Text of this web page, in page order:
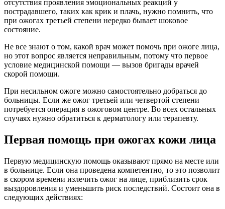
отсутствия проявления эмоциональных реакций у
пострадавшего, таких как крик и плачь, нужно помнить, что
при ожогах третьей степени нередко бывает шоковое
состояние.
Не все знают о том, какой врач может помочь при ожоге лица,
но этот вопрос является неправильным, потому что первое
условие медицинской помощи — вызов бригады врачей
скорой помощи.
При несильном ожоге можно самостоятельно добраться до
больницы. Если же ожог третьей или четвертой степени
потребуется операция в ожоговом центре. Во всех остальных
случаях нужно обратиться к дерматологу или терапевту.
Первая помощь при ожогах кожи лица
Первую медицинскую помощь оказывают прямо на месте или
в больнице. Если она проведена компетентно, то это позволит
в скором времени излечить ожог на лице, приблизить срок
выздоровления и уменьшить риск последствий. Состоит она в
следующих действиях: